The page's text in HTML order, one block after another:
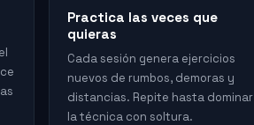
Practica las veces que
quieras
Cada sesión genera ejercicios
nuevos de rumbos, demoras y
distancias. Repite hasta dominar
la técnica con soltura.